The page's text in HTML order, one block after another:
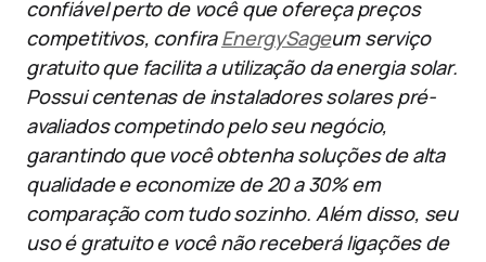
confiável perto de você que ofereça preços
competitivos, confiraEnergySageum serviço
gratuito que facilita a utilização da energia solar.
Possui centenas de instaladores solares pré-
avaliados competindo pelo seu negócio,
garantindo que você obtenha soluções de alta
qualidade e economize de 20 a 30% em
comparação com tudo sozinho. Além disso, seu
uso é gratuito e você não receberá ligações de